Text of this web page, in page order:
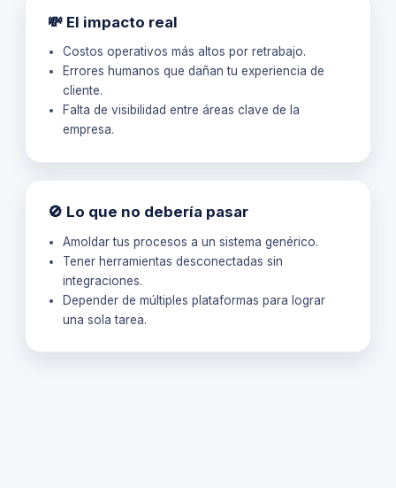
💸 El impacto real
Costos operativos más altos por retrabajo.
Errores humanos que dañan tu experiencia de
cliente.
Falta de visibilidad entre áreas clave de la
empresa.
🚫 Lo que no debería pasar
Amoldar tus procesos a un sistema genérico.
Tener herramientas desconectadas sin
integraciones.
Depender de múltiples plataformas para lograr
una sola tarea.